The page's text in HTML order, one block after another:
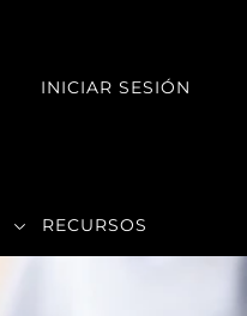
INICIAR SESIÓN
RECURSOS